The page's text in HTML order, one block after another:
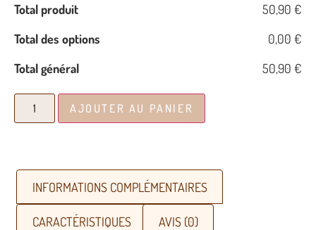
Total produit
50,90 €
Total des options
0,00 €
Total général
50,90 €
AJOUTER AU PANIER
INFORMATIONS COMPLÉMENTAIRES
CARACTÉRISTIQUES AVIS (0)